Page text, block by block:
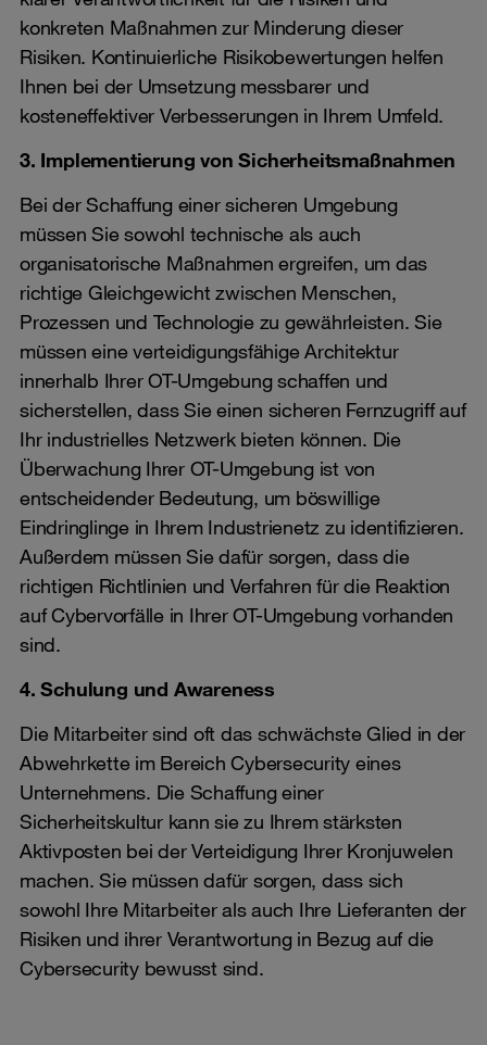
konkreten Maßnahmen zur Minderung dieser
Risiken. Kontinuierliche Risikobewertungen helfen
Ihnen bei der Umsetzung messbarer und
kosteneffektiver Verbesserungen in Ihrem Umfeld.
3. Implementierung von Sicherheitsmaßnahmen
Bei der Schaffung einer sicheren Umgebung
müssen Sie sowohl technische als auch
organisatorische Maßnahmen ergreifen, um das
richtige Gleichgewicht zwischen Menschen,
Prozessen und Technologie zu gewährleisten. Sie
müssen eine verteidigungsfähige Architektur
innerhalb Ihrer OT-Umgebung schaffen und
sicherstellen, dass Sie einen sicheren Fernzugriff auf
Ihr industrielles Netzwerk bieten können. Die
Überwachung Ihrer OT-Umgebung ist von
entscheidender Bedeutung, um böswillige
Eindringlinge in Ihrem Industrienetz zu identifizieren.
Außerdem müssen Sie dafür sorgen, dass die
richtigen Richtlinien und Verfahren für die Reaktion
auf Cybervorfälle in Ihrer OT-Umgebung vorhanden
sind.
4. Schulung und Awareness
Die Mitarbeiter sind oft das schwächste Glied in der
Abwehrkette im Bereich Cybersecurity eines
Unternehmens. Die Schaffung einer
Sicherheitskultur kann sie zu Ihrem stärksten
Aktivposten bei der Verteidigung Ihrer Kronjuwelen
machen. Sie müssen dafür sorgen, dass sich
sowohl Ihre Mitarbeiter als auch Ihre Lieferanten der
Risiken und ihrer Verantwortung in Bezug auf die
Cybersecurity bewusst sind.